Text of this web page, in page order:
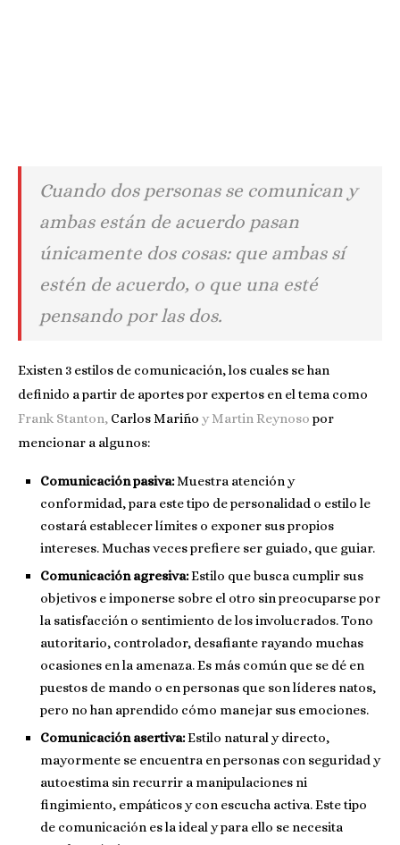
Cuando dos personas se comunican y
ambas están de acuerdo pasan
únicamente dos cosas: que ambas sí
estén de acuerdo, o que una esté
pensando por las dos.
Existen 3 estilos de comunicación, los cuales se han
definido a partir de aportes por expertos en el tema como
Frank Stanton, Carlos Mariño y Martin Reynoso por
mencionar a algunos:
Comunicación pasiva:Muestra atención y
conformidad, para este tipo de personalidad o estilo le
costará establecer límites o exponer sus propios
intereses. Muchas veces prefiere ser guiado, que guiar.
Comunicación agresiva:Estilo que busca cumplir sus
objetivos e imponerse sobre el otro sin preocuparse por
la satisfacción o sentimiento de los involucrados. Tono
autoritario, controlador, desafiante rayando muchas
ocasiones en la amenaza. Es más común que se dé en
puestos de mando o en personas que son líderes natos,
pero no han aprendido cómo manejar sus emociones.
Comunicación asertiva:Estilo natural y directo,
mayormente se encuentra en personas con seguridad y
autoestima sin recurrir a manipulaciones ni
fingimiento, empáticos y con escucha activa. Este tipo
de comunicación es la ideal y para ello se necesita